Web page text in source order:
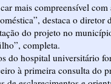
mais compreensível
destaca o
do projeto no
completa.
do hospital universitário
à primeira consulta do